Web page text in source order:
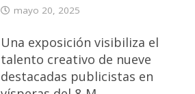
mayo 20, 2025
Una exposición visibiliza el
talento creativo de nueve
destacadas publicistas en